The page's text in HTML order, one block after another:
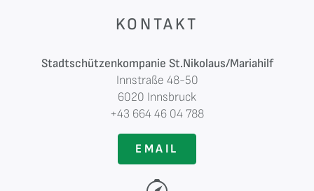
KONTAKT
Stadtschützenkompanie St.Nikolaus/Mariahilf
Innstraße 48-50
6020 Innsbruck
+43 664 46 04 788
EMAIL